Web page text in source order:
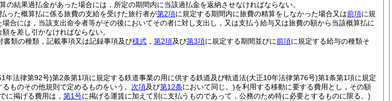
の結果過払金があった場合には，所定の期間内に当該過払金を返納させなければならない。
った概算払に係る旅費の支給を受けた旅行者が第2項に規定する期間内に旅費の精算をしなかった場合又は前項に規
合には，当該支出命令者等がその後においてその者に対し支出し，又は支払う給与又は旅費の額から当該概算払に
を差し引かなければならない。
書類の種類，記載事項又は記録事項及び様式 ， 第2項及び第3項に規定する期間並びに前項に規定する給与の種類そ
年法律第92号)第2条第1項に規定する鉄道事業の用に供する鉄道及び軌道法(大正10年法律第76号)第1条第1項に規定
ものその他規則で定めるものをいう。 次項及び第12条において同じ。)を利用する移動に要する費用とし，その額
に掲げる費用は， 第1号に掲げる運賃に加えて別に支払うものであって，公務のため特に必要とするものに限る。)